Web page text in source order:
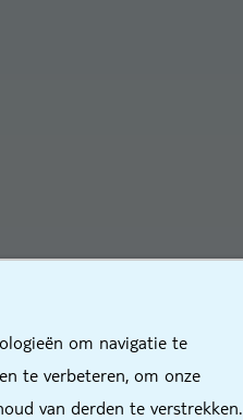
om navigatie te
te verbeteren, om onze
van derden te verstrekken.